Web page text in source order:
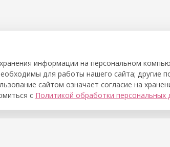
информации на персональном
для работы нашего сайта; другие
сайтом означает согласие на
с Политикой обработки персональных